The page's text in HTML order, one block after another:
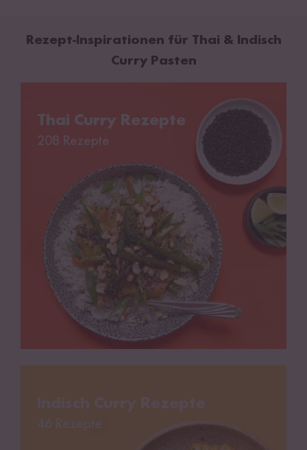
Rezept-Inspirationen für Thai & Indisch
Curry Pasten
Thai Curry Rezepte
208 Rezepte
Indisch Curry Rezepte
46 Rezepte